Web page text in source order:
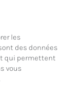
les
des données
qui permettent
vous